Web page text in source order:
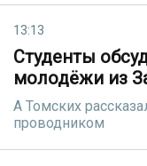
13:13
Студенты
молодёжи из
А Томских
проводником